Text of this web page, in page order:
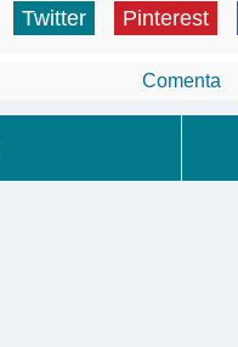
Twitter Pinterest
Comenta